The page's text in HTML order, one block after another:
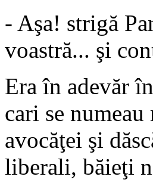
- Aşa! strigă
voastră... şi
Era în adevăr
cari se
avocăţei şi
liberali, băieţi